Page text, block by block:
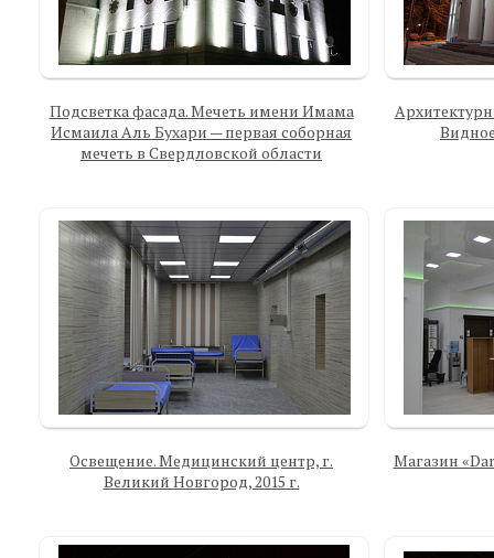
Подсветка фасада. Мечеть имени Имама
Исмаила Аль Бухари — первая соборная
мечеть в Свердловской области
Освещение. Медицинский центр, г.
Великий Новгород, 2015 г.
Магазин